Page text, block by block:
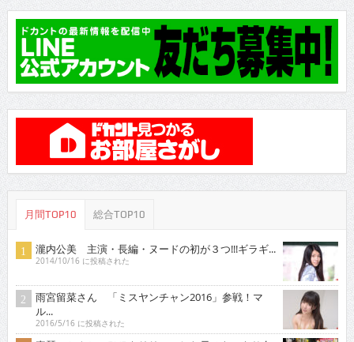
月間TOP10 総合TOP10
瀧内公美 主演・長編・ヌードの初が３つ!!!ギラギ...
2014/10/16 に投稿された
雨宮留菜さん 「ミスヤンチャン2016」参戦！マ
ル...
2016/5/16 に投稿された